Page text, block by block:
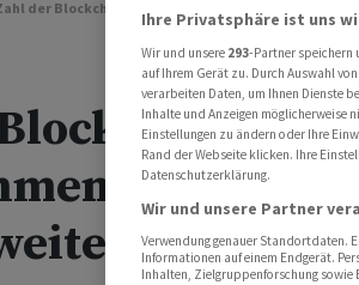
der Blockchain-Unternehmen wächst in der
wächst in
stark
Ihre Privatsphäre ist uns
Wir und unsere 293-Partner speichern
auf Ihrem Gerät zu. Durch Auswahl
verarbeiten Daten, um Ihnen Dienste
Inhalte und Anzeigen möglicherweise
Einstellungen zu ändern oder Ihre
Rand der Webseite klicken. Ihre
Datenschutzerklärung.
Wir und unsere Partner
Verwendung genauer Standortdaten.
Informationen auf einem Endgerät.
Inhalten, Zielgruppenforschung sowie